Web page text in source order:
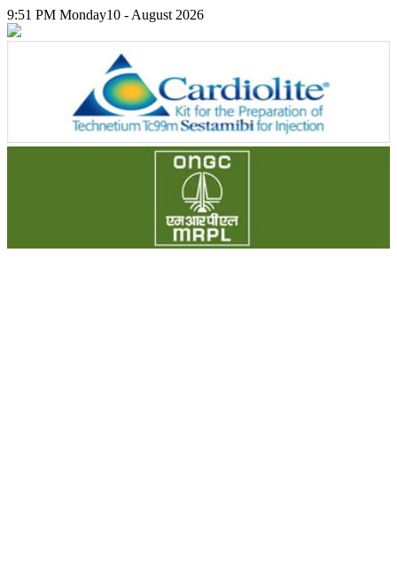
9:51 PM Monday10 - August 2026